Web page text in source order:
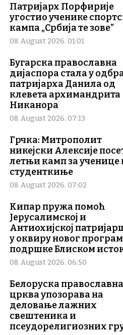
Патријарх Порфирије
угостио ученике
кампа „Србија те зове”
08. August 2026. 01:01
Бугарска православна
дијаспора стала у
патријарха Данила од
клевета архимандрита
Никанора
08. August 2026. 07:13
Грчка: Митрополит
никејски Алексије
летњи камп за ученице
студенткиње
08. August 2026. 07:02
Кипар пружа помоћ
Јерусалимској и
Антиохијској
у оквиру новог
подршке Блиском
08. August 2026. 06:50
Белоруска православна
црква упозорава на
деловање лажних
свештеника и
псеудорелигиозних